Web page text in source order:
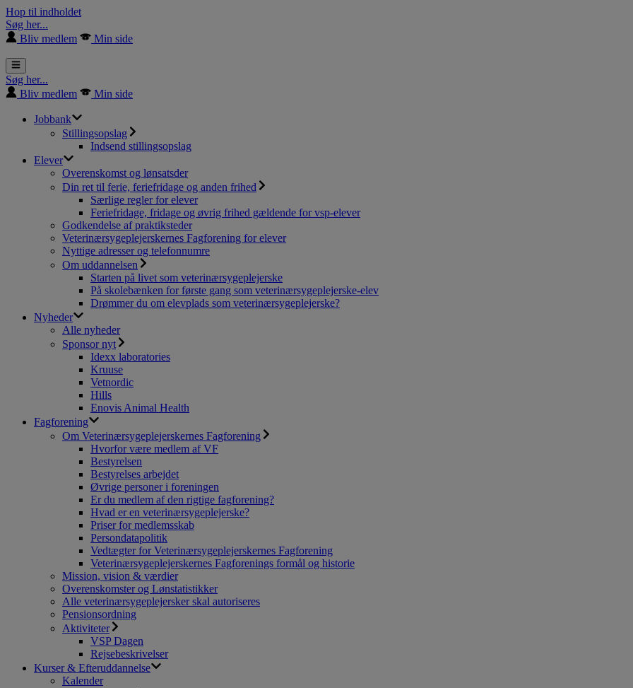
Hop til indholdet
Søg her...
Bliv medlem
Min side
Søg her...
Bliv medlem
Min side
Jobbank
Stillingsopslag
Indsend stillingsopslag
Elever
Overenskomst og lønsatsder
Din ret til ferie, feriefridage og anden frihed
Særlige regler for elever
Feriefridage, fridage og øvrig frihed gældende for vsp-elever
Godkendelse af praktiksteder
Veterinærsygeplejerskernes Fagforening for elever
Nyttige adresser og telefonnumre
Om uddannelsen
Starten på livet som veterinærsygeplejerske
På skolebænken for første gang som veterinærsygeplejerske-elev
Drømmer du om elevplads som veterinærsygeplejerske?
Nyheder
Alle nyheder
Sponsor nyt
Idexx laboratories
Kruuse
Vetnordic
Hills
Enovis Animal Health
Fagforening
Om Veterinærsygeplejerskernes Fagforening
Hvorfor være medlem af VF
Bestyrelsen
Bestyrelses arbejdet
Øvrige personer i foreningen
Er du medlem af den rigtige fagforening?
Hvad er en veterinærsygeplejerske?
Priser for medlemsskab
Persondatapolitik
Vedtægter for Veterinærsygeplejerskernes Fagforening
Veterinærsygeplejerskernes Fagforenings formål og historie
Mission, vision & værdier
Overenskomster og Lønstatistikker
Alle veterinærsygeplejersker skal autoriseres
Pensionsordning
Aktiviteter
VSP Dagen
Rejsebeskrivelser
Kurser & Efteruddannelse
Kalender